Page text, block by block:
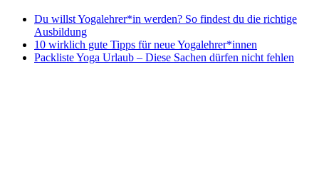
Du willst Yogalehrer*in werden? So findest du die richtige
Ausbildung
10 wirklich gute Tipps für neue Yogalehrer*innen
Packliste Yoga Urlaub – Diese Sachen dürfen nicht fehlen